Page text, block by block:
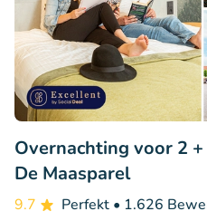
Overnachting voor 2
De Maasparel
9.7 Perfekt • 1.626